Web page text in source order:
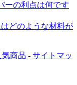
ーの利点は何です
どのような材料が
気商品 - サイトマッ